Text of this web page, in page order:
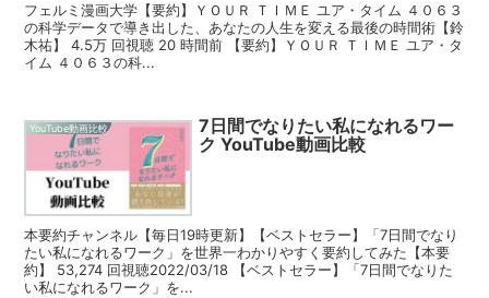
フェルミ漫画大学【要約】ＹＯＵＲ ＴＩＭＥ ユア・タイム ４０６３
の科学データで導き出した、あなたの人生を変える最後の時間術【鈴
木祐】 4.5万 回視聴 20 時間前 【要約】ＹＯＵＲ ＴＩＭＥ ユア・タ
イム ４０６３の科...
YouTube動画比較
7日間でなりたい私になれるワー
ク YouTube動画比較
本要約チャンネル【毎日19時更新】【ベストセラー】「7日間でなり
たい私になれるワーク」を世界一わかりやすく要約してみた【本要
約】 53,274 回視聴2022/03/18 【ベストセラー】「7日間でなりた
い私になれるワーク」を...